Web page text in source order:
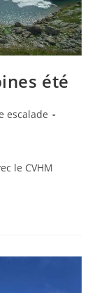
été
escalade
le CVHM